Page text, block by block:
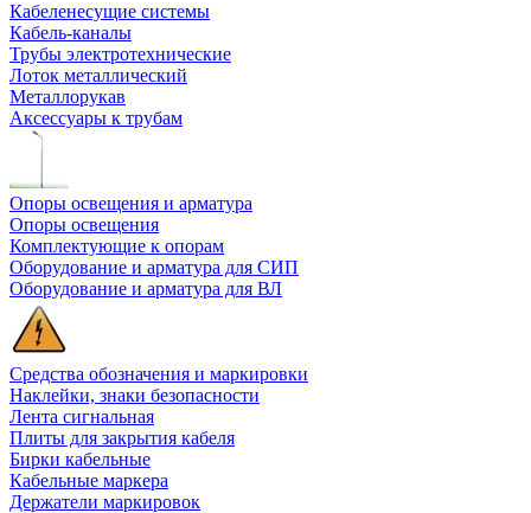
Кабеленесущие системы
Кабель-каналы
Трубы электротехнические
Лоток металлический
Металлорукав
Аксессуары к трубам
Опоры освещения и арматура
Опоры освещения
Комплектующие к опорам
Оборудование и арматура для СИП
Оборудование и арматура для ВЛ
Средства обозначения и маркировки
Наклейки, знаки безопасности
Лента сигнальная
Плиты для закрытия кабеля
Бирки кабельные
Кабельные маркера
Держатели маркировок